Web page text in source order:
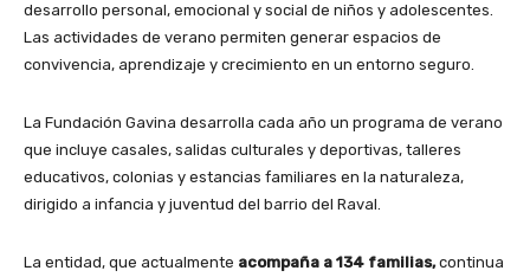
desarrollo personal, emocional y social de niños y adolescentes.
Las actividades de verano permiten generar espacios de
convivencia, aprendizaje y crecimiento en un entorno seguro.
La Fundación Gavina desarrolla cada año un programa de verano
que incluye casales, salidas culturales y deportivas, talleres
educativos, colonias y estancias familiares en la naturaleza,
dirigido a infancia y juventud del barrio del Raval.
La entidad, que actualmente acompaña a 134 familias,continua